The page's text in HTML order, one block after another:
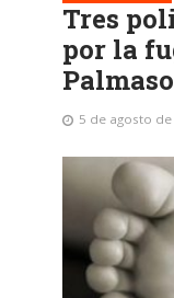
Tres
por la
5 de agosto de